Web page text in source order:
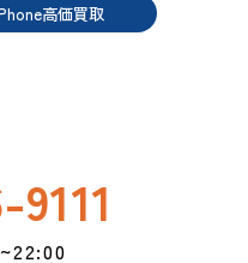
高価買取